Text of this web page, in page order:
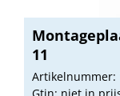
11
Artikelnummer: